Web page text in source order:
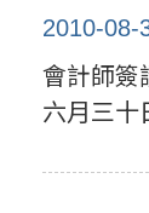
2010-08-
會計師簽
六月三十